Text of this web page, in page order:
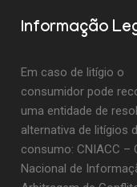
Informação
Em caso de litígio o
consumidor pode
uma entidade de
alternativa de litígios
consumo: CNIACC –
Nacional de